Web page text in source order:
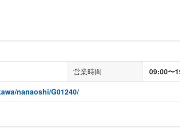
営業時間
09:00〜
nanaoshi/G01240/